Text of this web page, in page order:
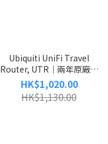
Ubiquiti UniFi Travel
Router, UTR｜兩年原廠保
養（全店免信用卡手續費）
HK$1,020.00
HK$1,130.00